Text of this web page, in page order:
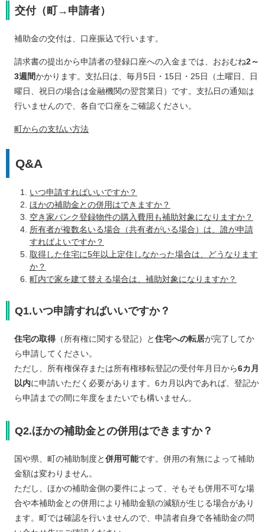
交付（町→申請者）
補助金の交付は、口座振込で行います。
請求書の提出から申請者の登録口座への入金までは、おおむね2～
3週間かかります。支払日は、毎月5日・15日・25日（土曜日、日
曜日、祝日の場合は金融機関の翌営業日）です。支払日の通知は
行いませんので、各自で口座をご確認ください。
町からの支払い方法
Q&A
いつ申請すればいいですか？
ほかの補助金との併用はできますか？
空き家バンク登録物件の購入費用も補助対象になりますか？
所有者が複数名いる場合（共有者がいる場合）は、誰が申請
すればよいですか？
取得した住宅に5年以上定住しなかった場合は、どうなります
か？
町内で家を建て替える場合は、補助対象になりますか？
Q1.いつ申請すればいいですか？
住宅の取得 （所有権に関する登記）と住宅への転居が完了してか
ら申請してください。
ただし、所有権保存または所有権移転登記の受付年月日から6カ月
以内に申請いただく必要があります。6カ月以内であれば、登記か
ら申請までの間に年度をまたいでも構いません。
Q2.ほかの補助金との併用はできますか？
国や県、町の補助制度と併用可能です。併用の有無によって補助
金額は変わりません。
ただし、ほかの補助金側の要件によって、そもそも併用不可な場
合や本補助金との併用により補助金額の減額が生じる場合があり
ます。町では確認を行いませんので、申請者自身で各補助金の問